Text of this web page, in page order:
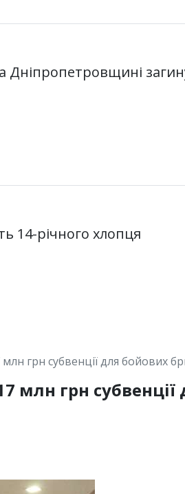
Дніпропетровщині
14-річного хлопця
грн субвенції для бойових
млн грн субвенції